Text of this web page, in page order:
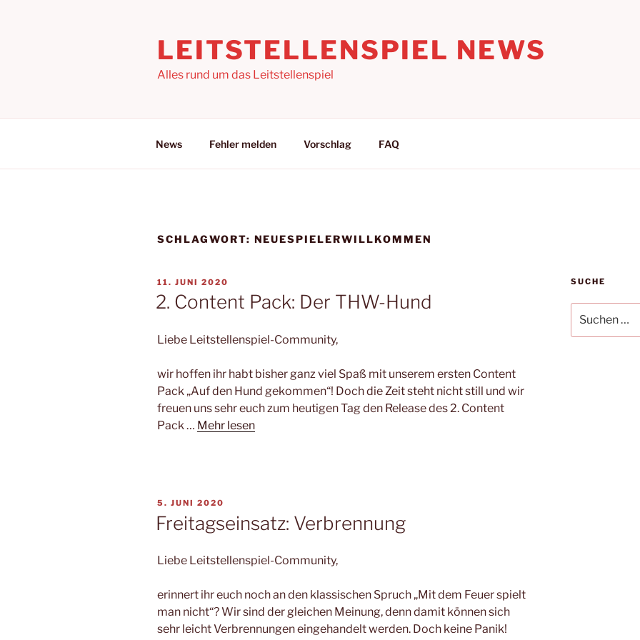
LEITSTELLENSPIEL NEWS
Alles rund um das Leitstellenspiel
News Fehler melden Vorschlag FAQ
SCHLAGWORT: NEUESPIELERWILLKOMMEN
VERÖFFENTLICHT
AM
11. JUNI 2020
2. Content Pack: Der THW-Hund
Liebe Leitstellenspiel-Community,
wir hoffen ihr habt bisher ganz viel Spaß mit unserem ersten Content
Pack „Auf den Hund gekommen“! Doch die Zeit steht nicht still und wir
freuen uns sehr euch zum heutigen Tag den Release des 2. Content
Pack … Mehr lesen
VERÖFFENTLICHT
5. JUNI 2020
Freitagseinsatz: Verbrennung
Liebe Leitstellenspiel-Community,
erinnert ihr euch noch an den klassischen Spruch „Mit dem Feuer spielt
man nicht“? Wir sind der gleichen Meinung, denn damit können sich
sehr leicht Verbrennungen eingehandelt werden. Doch keine Panik!
SUCHE
nach: